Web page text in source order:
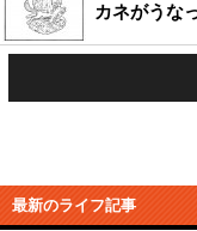
カネがうな
最新のライフ記事